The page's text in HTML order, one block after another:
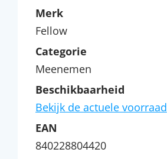
Merk
Fellow
Categorie
Meenemen
Beschikbaarheid
Bekijk de actuele voorraad
EAN
840228804420